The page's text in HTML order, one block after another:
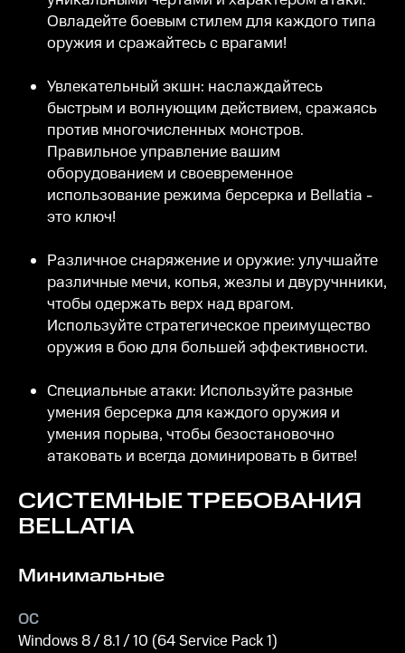
Овладейте боевым стилем для каждого типа
оружия и сражайтесь с врагами!
Увлекательный экшн: наслаждайтесь
быстрым и волнующим действием, сражаясь
против многочисленных монстров.
Правильное управление вашим
оборудованием и своевременное
использование режима берсерка и Bellatia -
это ключ!
Различное снаряжение и оружие: улучшайте
различные мечи, копья, жезлы и двуручнники,
чтобы одержать верх над врагом.
Используйте стратегическое преимущество
оружия в бою для большей эффективности.
Специальные атаки: Используйте разные
умения берсерка для каждого оружия и
умения порыва, чтобы безостановочно
атаковать и всегда доминировать в битве!
СИСТЕМНЫЕ ТРЕБОВАНИЯ
BELLATIA
Минимальные
ОС
Windows 8 / 8.1 / 10 (64 Service Pack 1)